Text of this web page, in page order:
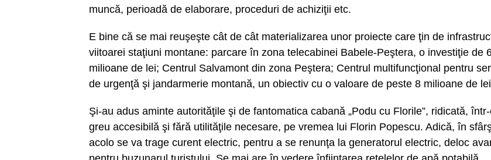
muncă, perioadă de elaborare, proceduri de achiziţii etc.
E bine că se mai reuşeşte cât de cât materializarea unor proiecte care ţin de
viitoarei staţiuni montane: parcare în zona telecabinei Babele-Peştera, o investiţie de
milioane de lei; Centrul Salvamont din zona Peştera; Centrul multifuncţional pentru
de urgenţă şi jandarmerie montană, un obiectiv cu o valoare de peste 8 milioane de
Şi-au adus aminte autorităţile şi de fantomatica cabană „Podu cu Florile”, ridicată,
greu accesibilă şi fără utilităţile necesare, pe vremea lui Florin Popescu. Adică, în
acolo se va trage curent electric, pentru a se renunţa la generatorul electric, deloc